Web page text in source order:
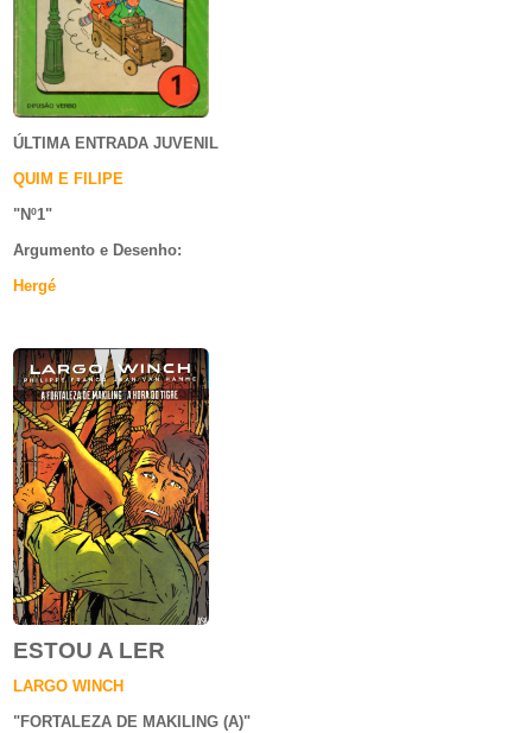
ÚLTIMA ENTRADA JUVENIL
QUIM E FILIPE
"Nº1"
Argumento e Desenho:
Hergé
ESTOU A LER
LARGO WINCH
"FORTALEZA DE MAKILING (A)"